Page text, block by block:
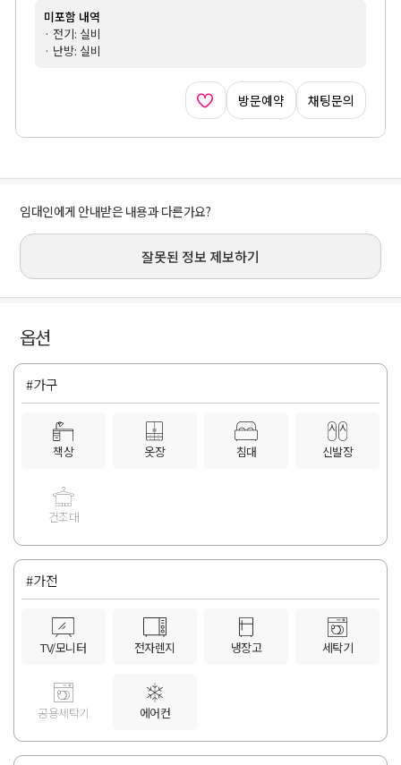
미포함 내역
· 전기: 실비
· 난방: 실비
방문예약 채팅문의
임대인에게 안내받은 내용과 다른가요?
잘못된 정보 제보하기
옵션
#가구
책상 옷장 침대 신발장
건조대
#가전
TV/모니터 전자렌지 냉장고 세탁기
공용세탁기 에어컨